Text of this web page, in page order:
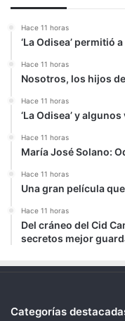
Hace 11 horas
‘La Odisea’ permitió
Hace 11 horas
Nosotros, los hijos
Hace 11 horas
‘La Odisea’ y
Hace 11 horas
María José Solano:
Hace 11 horas
Una gran película
Hace 11 horas
Del cráneo del Cid
secretos mejor
Categorías